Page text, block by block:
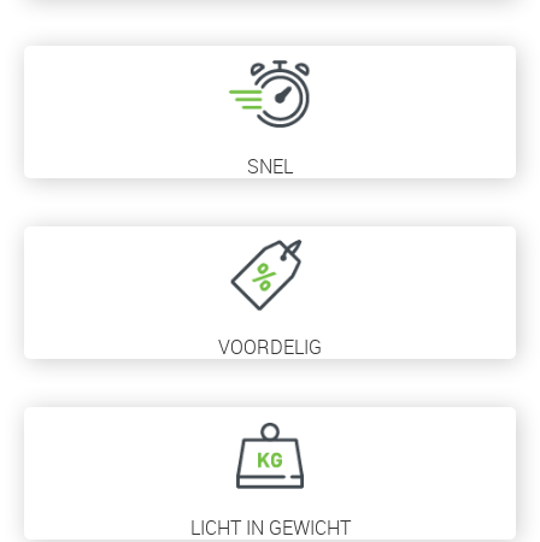
SNEL
VOORDELIG
LICHT IN GEWICHT